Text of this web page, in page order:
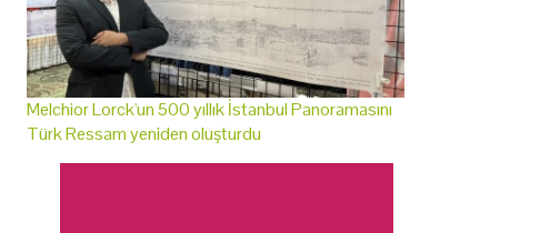
Melchior Lorck'un 500 yıllık İstanbul Panoramasını
Türk Ressam yeniden oluşturdu